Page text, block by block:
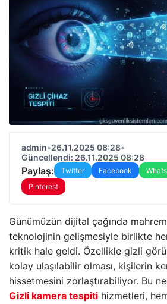
admin•26.11.2025 08:28•
Güncellendi: 26.11.2025 08:28
Paylaş: Twitter Facebook
Pinterest
Günümüzün dijital çağında
teknolojinin gelişmesiyle birlikte
kritik hale geldi. Özellikle gizli
kolay ulaşılabilir olması, kişilerin
hissetmesini zorlaştırabiliyor. Bu
Gizli kamera tespiti hizmetleri,